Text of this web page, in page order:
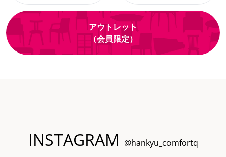
アウトレット
（会員限定）
INSTAGRAM @hankyu_comfortq